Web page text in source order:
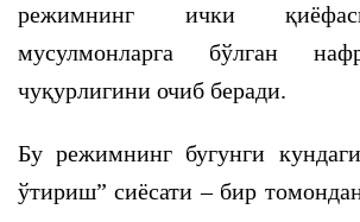
режимнинг ички
мусулмонларга бўлган
чуқурлигини очиб беради.
Бу режимнинг бугунги
ўтириш” сиёсати – бир